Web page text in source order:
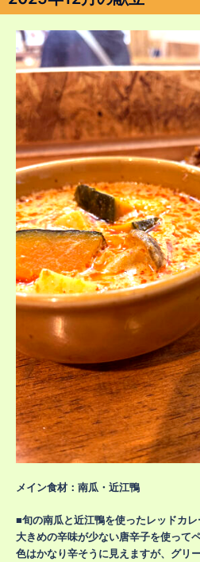
メイン食材：南瓜・近江鴨
■旬の南瓜と近江鴨を使ったレッドカ
大きめの辛味が少ない唐辛子を使って
色はかなり辛そうに見えますが、グリ